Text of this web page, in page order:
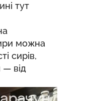
тут
можна
сирів,
— від